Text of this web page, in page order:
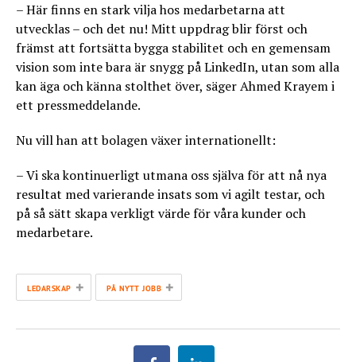
– Här finns en stark vilja hos medarbetarna att
utvecklas – och det nu! Mitt uppdrag blir först och
främst att fortsätta bygga stabilitet och en gemensam
vision som inte bara är snygg på LinkedIn, utan som alla
kan äga och känna stolthet över, säger Ahmed Krayem i
ett pressmeddelande.
Nu vill han att bolagen växer internationellt:
– Vi ska kontinuerligt utmana oss själva för att nå nya
resultat med varierande insats som vi agilt testar, och
på så sätt skapa verkligt värde för våra kunder och
medarbetare.
LEDARSKAP + PÅ NYTT JOBB +